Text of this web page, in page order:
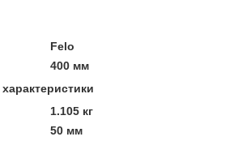
Felo
400 мм
1.105 кг
50 мм